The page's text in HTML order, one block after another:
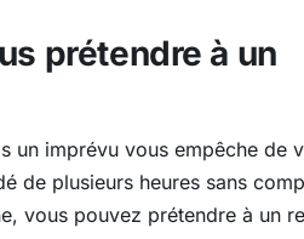
prétendre à un
un imprévu vous empêche de
de plusieurs heures sans
vous pouvez prétendre à un